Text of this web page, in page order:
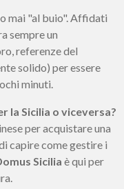
mai "al buio". Affidati
sempre un
referenze del
solido) per essere
minuti.
la Sicilia o viceversa?
per acquistare una
capire come gestire i
Sicilia è qui per